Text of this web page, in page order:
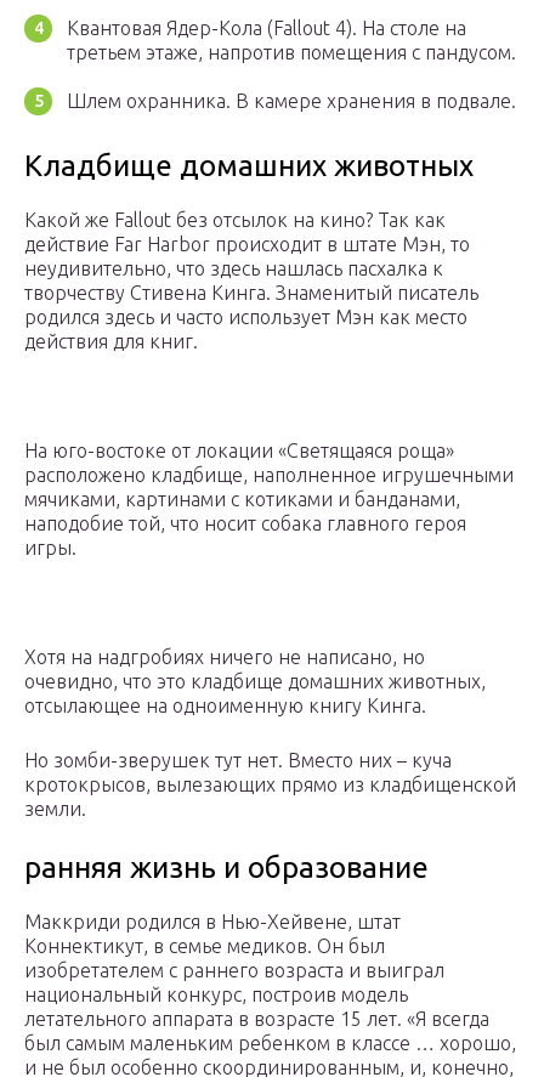
Квантовая Ядер-Кола (Fallout 4). На столе на
третьем этаже, напротив помещения с пандусом.
Шлем охранника. В камере хранения в подвале.
Кладбище домашних животных
Какой же Fallout без отсылок на кино? Так как
действие Far Harbor происходит в штате Мэн, то
неудивительно, что здесь нашлась пасхалка к
творчеству Стивена Кинга. Знаменитый писатель
родился здесь и часто использует Мэн как место
действия для книг.
На юго-востоке от локации «Светящаяся роща»
расположено кладбище, наполненное игрушечными
мячиками, картинами с котиками и банданами,
наподобие той, что носит собака главного героя
игры.
Хотя на надгробиях ничего не написано, но
очевидно, что это кладбище домашних животных,
отсылающее на одноименную книгу Кинга.
Но зомби-зверушек тут нет. Вместо них – куча
кротокрысов, вылезающих прямо из кладбищенской
земли.
ранняя жизнь и образование
Маккриди родился в Нью-Хейвене, штат
Коннектикут, в семье медиков. Он был
изобретателем с раннего возраста и выиграл
национальный конкурс, построив модель
летательного аппарата в возрасте 15 лет. «Я всегда
был самым маленьким ребенком в классе … хорошо,
и не был особенно скоординированным, и, конечно,